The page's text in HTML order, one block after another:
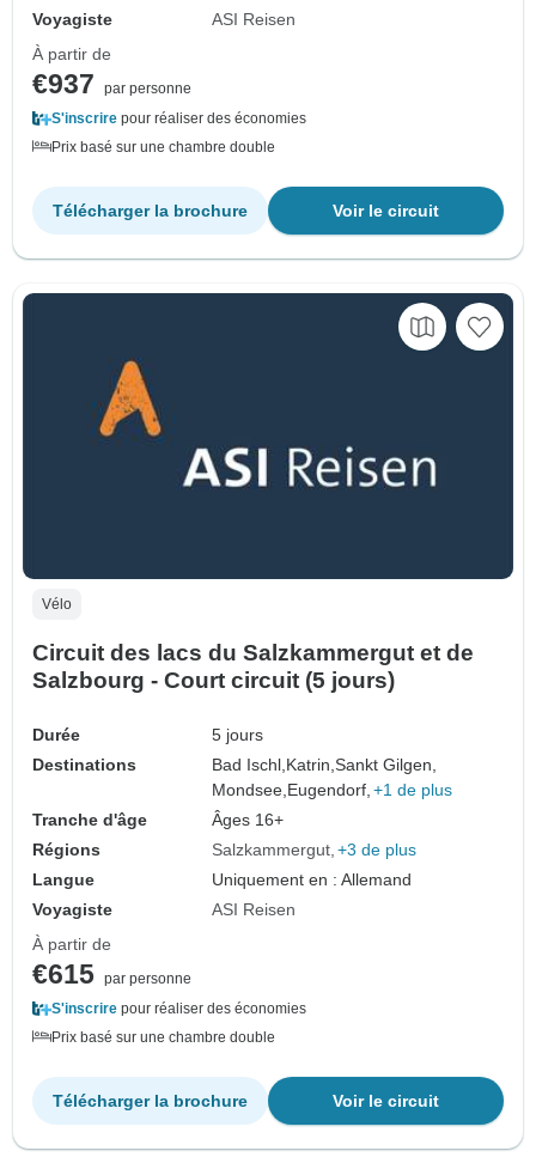
Voyagiste
ASI Reisen
À partir de
€937
par personne
S'inscrire pour réaliser des économies
Prix basé sur une chambre double
Voir le circuit
Télécharger la brochure
Vélo
Circuit des lacs du Salzkammergut et de
Salzbourg - Court circuit (5 jours)
Durée
5 jours
Destinations
Bad Ischl, Katrin,Sankt Gilgen,
Mondsee, Eugendorf, +1 de plus
Tranche d'âge
Âges 16+
Régions
Salzkammergut +3 de plus
Langue
Uniquement en : Allemand
Voyagiste
ASI Reisen
À partir de
€615 par personne
S'inscrire pour réaliser des économies
Prix basé sur une chambre double
Voir le circuit
Télécharger la brochure